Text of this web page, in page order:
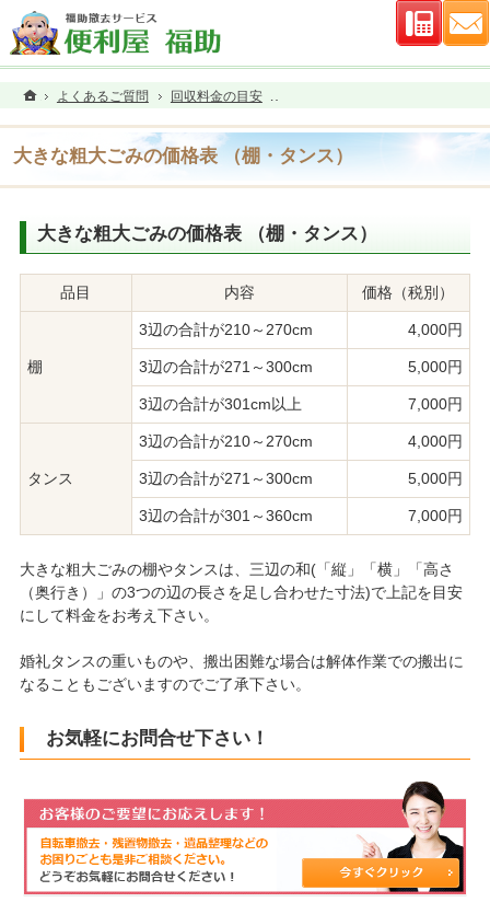
大きな粗大ごみの価格表 （棚・タンス）
大きな粗大ごみの価格表 （棚・タンス）
品目 内容 価格（税別）
棚
3辺の合計が210～270cm 4,000円
3辺の合計が271～300cm 5,000円
3辺の合計が301cm以上 7,000円
タンス
3辺の合計が210～270cm 4,000円
3辺の合計が271～300cm 5,000円
3辺の合計が301～360cm 7,000円
大きな粗大ごみの棚やタンスは、三辺の和(「縦」「横」「高さ
（奥行き）」の3つの辺の長さを足し合わせた寸法)で上記を目安
にして料金をお考え下さい。
婚礼タンスの重いものや、搬出困難な場合は解体作業での搬出に
なることもございますのでご了承下さい。
お気軽にお問合せ下さい！
連絡先
ホーム
よくあるご質問 回収料金の目安